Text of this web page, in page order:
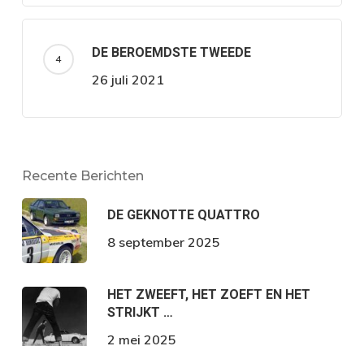
DE BEROEMDSTE TWEEDE
26 juli 2021
Recente Berichten
DE GEKNOTTE QUATTRO
8 september 2025
HET ZWEEFT, HET ZOEFT EN HET
STRIJKT …
2 mei 2025